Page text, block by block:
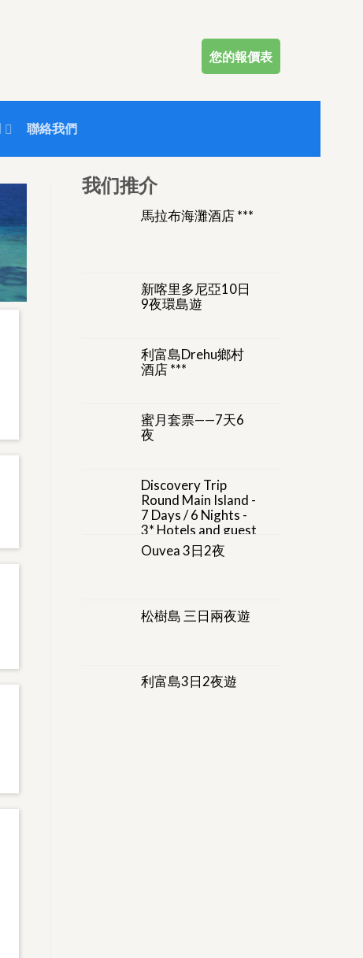
您的報價表
聯絡我們
我们推介
馬拉布海灘酒店 ***
新喀里多尼亞10日
9夜環島遊
利富島Drehu鄉村
酒店 ***
蜜月套票——7天6
夜
Discovery Trip
Round Main Island -
7 Days / 6 Nights -
3* Hotels and guest
houses
Ouvea 3日2夜
松樹島 三日兩夜遊
利富島3日2夜遊